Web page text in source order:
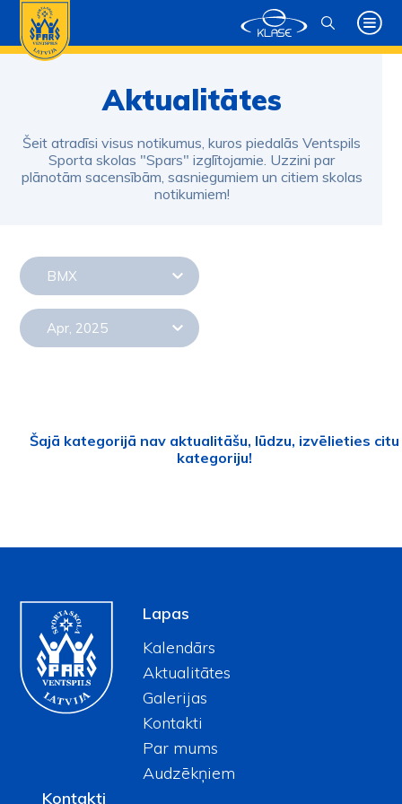
Aktualitātes
Šeit atradīsi visus notikumus, kuros piedalās Ventspils
Sporta skolas "Spars" izglītojamie. Uzzini par
plānotām sacensībām, sasniegumiem un citiem skolas
notikumiem!
BMX
Apr, 2025
Šajā kategorijā nav aktualitāšu, lūdzu, izvēlieties citu
kategoriju!
Lapas
Kalendārs
Aktualitātes
Galerijas
Kontakti
Par mums
Audzēkņiem
Kontakti